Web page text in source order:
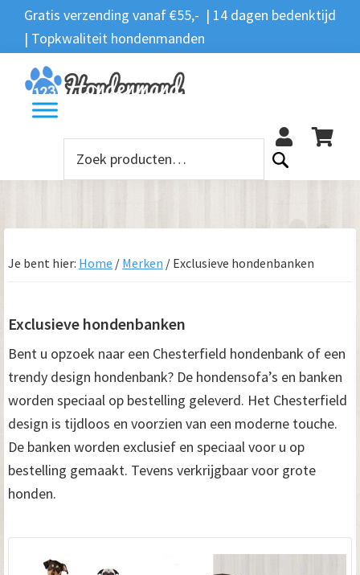
Spring
naar
de
hoofdnavigatie
Door
naar
de
hoofd
inhoud
Spring
naar
de
eerste
sidebar
Spring
naar
de
voettekst
Gratis verzending vanaf €55,- | 14 dagen bedenktijd
| Topkwaliteit hondenmanden
Zoeken
Zoeken
naar:
Je bent hier: Home / Merken / Exclusieve hondenbanken
Exclusieve hondenbanken
Bent u opzoek naar een Chesterfield hondenbank of een
trendy design hondenbank? De hondensofa’s en banken
worden speciaal op bestelling geleverd. Het Chesterfield
design is tijdloos en voorzien van een moderne touche.
De banken worden exclusief en speciaal voor u op
bestelling gemaakt. Tevens verkrijgbaar voor grote
honden.